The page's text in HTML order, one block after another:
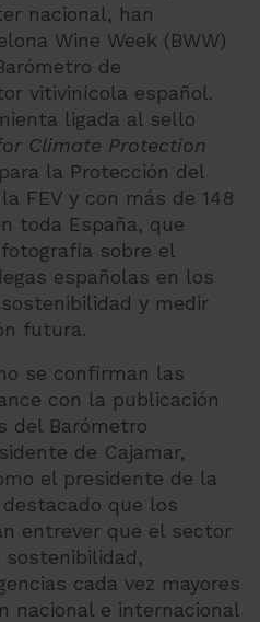
nacional, han
Wine Week (BWW)
de
vitivinícola español.
ligada al sello
Climate Protection
la Protección del
FEV y con más de 148
toda España, que
sobre el
españolas en los
y medir
futura.
se confirman las
con la publicación
del Barómetro
de Cajamar,
el presidente de la
destacado que los
entrever que el sector
cada vez mayores
nacional e internacional